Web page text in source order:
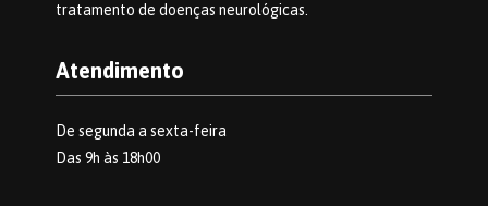
tratamento de doenças neurológicas.
Atendimento
De segunda a sexta-feira
Das 9h às 18h00